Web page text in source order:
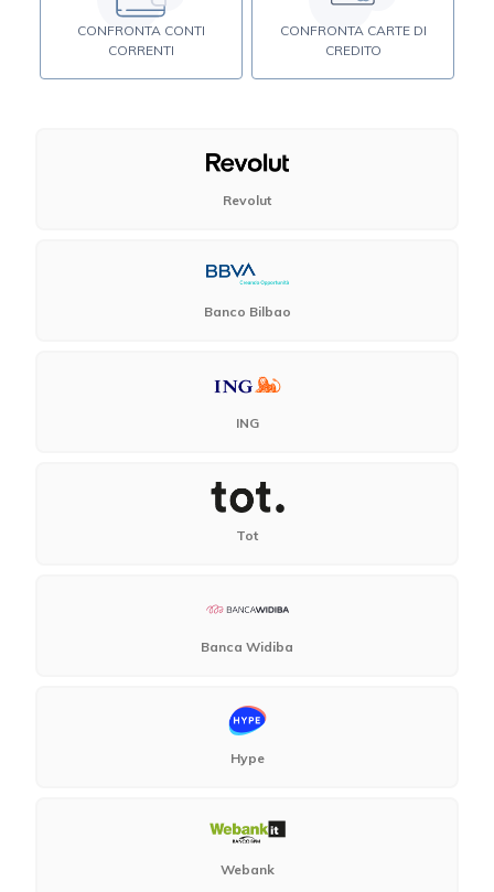
CONFRONTA CONTI
CORRENTI
CONFRONTA CARTE DI
CREDITO
Revolut
Banco Bilbao
ING
Tot
Banca Widiba
Hype
Webank